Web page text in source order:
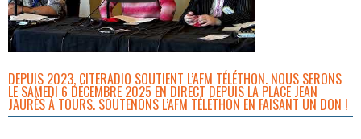
DEPUIS 2023, CITERADIO SOUTIENT L’AFM TÉLÉTHON. NOUS SERONS
LE SAMEDI 6 DÉCEMBRE 2025 EN DIRECT DEPUIS LA PLACE JEAN
JAURÈS À TOURS. SOUTENONS L’AFM TÉLÉTHON EN FAISANT UN DON !